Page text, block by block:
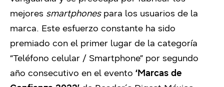
mejores smartphonespara los usuarios de la
marca. Este esfuerzo constante ha sido
premiado con el primer lugar de la categoría
“Teléfono celular / Smartphone” por segundo
año consecutivo en el evento ‘Marcas de